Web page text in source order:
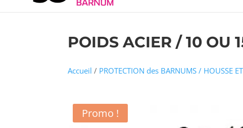
POIDS ACIER / 10 OU
Accueil / PROTECTION des BARNUMS / HOUSSE
Promo !